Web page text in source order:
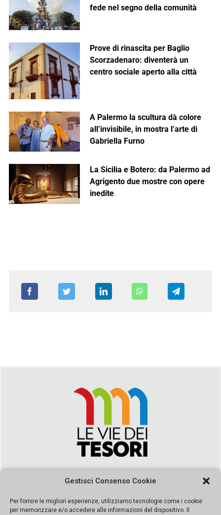
Gestisci Consenso Cookie
Per fornire le migliori esperienze, utilizziamo tecnologie come i cookie
per memorizzare e/o accedere alle informazioni del dispositivo. Il
fede nel segno della comunità
Prove di rinascita per Baglio
Scorzadenaro: diventerà un
centro sociale aperto alla città
A Palermo la scultura dà colore
all’invisibile, in mostra l’arte di
Gabriella Furno
La Sicilia e Botero: da Palermo ad
Agrigento due mostre con opere
inedite
segreteria@leviedeitesori.it